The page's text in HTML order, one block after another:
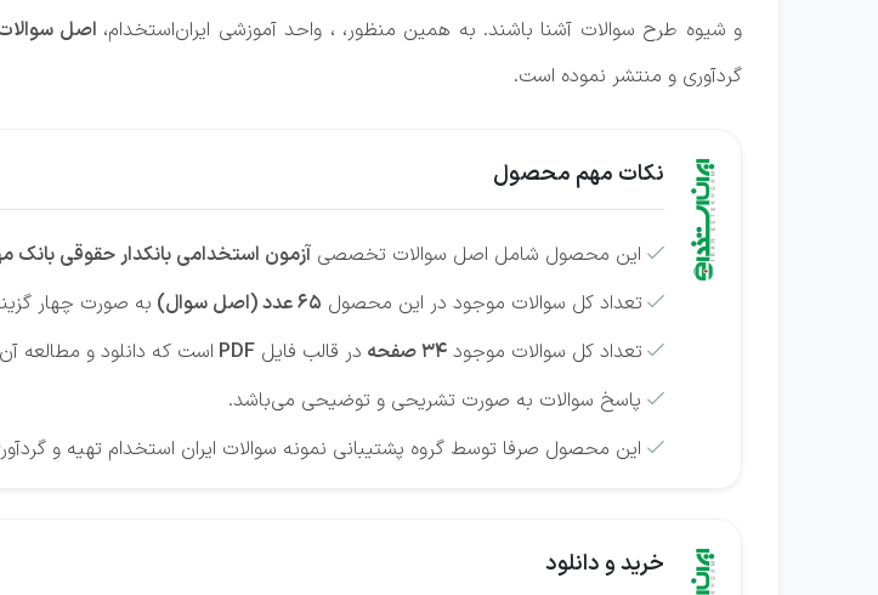
و شیوه طرح سوالات آشنا باشند. به همین منظور، ، واحد آموزشی ایران‌استخدام، اصل سوالات
گردآوری و منتشر نموده است.
نکات مهم محصول
 این محصول شامل اصل سوالات تخصصی آزمون‌ استخدامی بانکدار حقوقی بانک
 تعداد کل سوالات موجود در این محصول 65 عدد (اصل سوال) به صورت چهار
 تعداد کل سوالات موجود 34 صفحه در قالب فایل PDF است که دانلود و مطالعه
 پاسخ سوالات به صورت تشریحی و توضیحی می‌باشد.
 این محصول صرفا توسط گروه پشتیبانی نمونه سوالات ایران استخدام تهیه و
خرید و دانلود